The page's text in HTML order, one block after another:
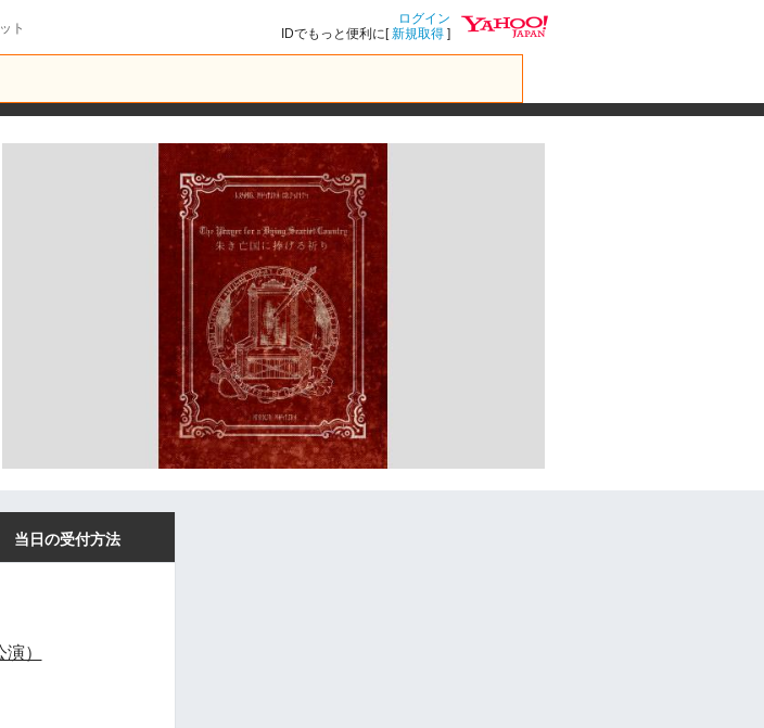
ト
ログイン
IDでもっと便利に[新規取得 ]
当日の受付方法
）